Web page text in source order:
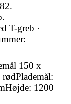
T-greb ·
150 x
1200